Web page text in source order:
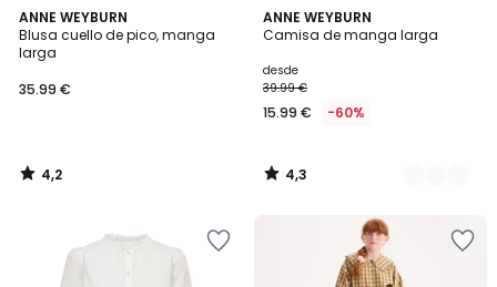
ANNE WEYBURN
Blusa cuello de pico, manga
larga
35.99 €
4,2
/ 5
4,2
/
ANNE WEYBURN
Camisa de manga larga
desde
39.99 €
15.99 € -60%
4,3
/ 5
2
Colores
4,3
/